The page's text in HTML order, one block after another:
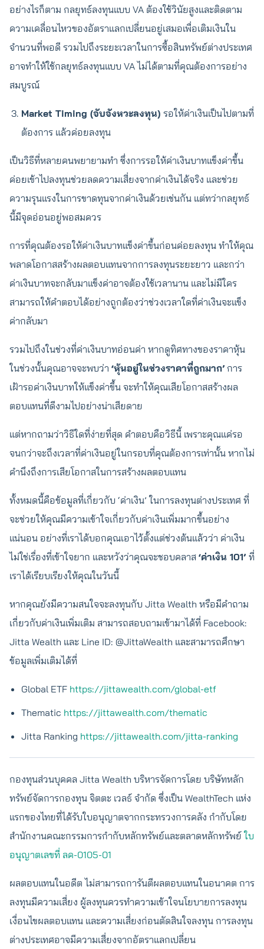
อย่างไรก็ตาม กลยุทธ์ลงทุนแบบ VA ต้องใช้วินัยสูงและติดตาม
ความเคลื่อนไหวของอัตราแลกเปลี่ยนอยู่เสมอเพื่อเติมเงินใน
จำนวนที่พอดี รวมไปถึงระยะเวลาในการซื้อสินทรัพย์ต่างประเทศ
อาจทำให้ใช้กลยุทธ์ลงทุนแบบ VA ไม่ได้ตามที่คุณต้องการอย่าง
สมบูรณ์
Market Timing (จับจังหวะลงทุน) รอให้ค่าเงินเป็นไปตามที่
ต้องการ แล้วค่อยลงทุน
เป็นวิธีที่หลายคนพยายามทำ ซึ่งการรอให้ค่าเงินบาทแข็งค่าขึ้น
ค่อยเข้าไปลงทุนช่วยลดความเสี่ยงจากค่าเงินได้จริง และช่วย
ความรุนแรงในการขาดทุนจากค่าเงินด้วยเช่นกัน แต่ทว่ากลยุทธ์
นี้มีจุดอ่อนอยู่พอสมควร
การที่คุณต้องรอให้ค่าเงินบาทแข็งค่าขึ้นก่อนค่อยลงทุน ทำให้คุณ
พลาดโอกาสสร้างผลตอบแทนจากการลงทุนระยะยาว และกว่า
ค่าเงินบาทจะกลับมาแข็งค่าอาจต้องใช้เวลานาน และไม่มีใคร
สามารถให้คำตอบได้อย่างถูกต้องว่าช่วงเวลาใดที่ค่าเงินจะแข็ง
ค่ากลับมา
รวมไปถึงในช่วงที่ค่าเงินบาทอ่อนค่า หากดูทิศทางของราคาหุ้น
ในช่วงนั้นคุณอาจจะพบว่า ‘หุ้นอยู่ในช่วงราคาที่ถูกมาก’ การ
เฝ้ารอค่าเงินบาทให้แข็งค่าขึ้น จะทำให้คุณเสียโอกาสสร้างผล
ตอบแทนที่ดีงามไปอย่างน่าเสียดาย
แต่หากถามว่าวิธีใดที่ง่ายที่สุด คำตอบคือวิธีนี้ เพราะคุณแค่รอ
จนกว่าจะถึงเวลาที่ค่าเงินอยู่ในกรอบที่คุณต้องการเท่านั้น หากไม่
คำนึงถึงการเสียโอกาสในการสร้างผลตอบแทน
ทั้งหมดนี้คือข้อมูลที่เกี่ยวกับ ‘ค่าเงิน’ ในการลงทุนต่างประเทศ ที่
จะช่วยให้คุณมีความเข้าใจเกี่ยวกับค่าเงินเพิ่มมากขึ้นอย่าง
แน่นอน อย่างที่เราได้บอกคุณเอาไว้ตั้งแต่ช่วงต้นแล้วว่า ค่าเงิน
ไม่ใช่เรื่องที่เข้าใจยาก และหวังว่าคุณจะชอบคลาส ‘ค่าเงิน 101’ ที่
เราได้เรียบเรียงให้คุณในวันนี้
หากคุณยังมีความสนใจจะลงทุนกับ Jitta Wealth หรือมีคำถาม
เกี่ยวกับค่าเงินเพิ่มเติม สามารถสอบถามเข้ามาได้ที่ Facebook:
Jitta Wealth และ Line ID: @JittaWealth และสามารถศึกษา
ข้อมูลเพิ่มเติมได้ที่
Global ETF https://jittawealth.com/global-etf
Thematic https://jittawealth.com/thematic
Jitta Ranking https://jittawealth.com/jitta-ranking
กองทุนส่วนบุคคล Jitta Wealth บริหารจัดการโดย บริษัทหลัก
ทรัพย์จัดการกองทุน จิตตะ เวลธ์ จำกัด ซึ่งเป็น WealthTech แห่ง
แรกของไทยที่ได้รับใบอนุญาตจากกระทรวงการคลัง กำกับโดย
สำนักงานคณะกรรมการกำกับหลักทรัพย์และตลาดหลักทรัพย์ ใบ
อนุญาตเลขที่ ลค-0105-01
ผลตอบแทนในอดีต ไม่สามารถการันตีผลตอบแทนในอนาคต การ
ลงทุนมีความเสี่ยง ผู้ลงทุนควรทำความเข้าใจนโยบายการลงทุน
เงื่อนไขผลตอบแทน และความเสี่ยงก่อนตัดสินใจลงทุน การลงทุน
ต่างประเทศอาจมีความเสี่ยงจากอัตราแลกเปลี่ยน